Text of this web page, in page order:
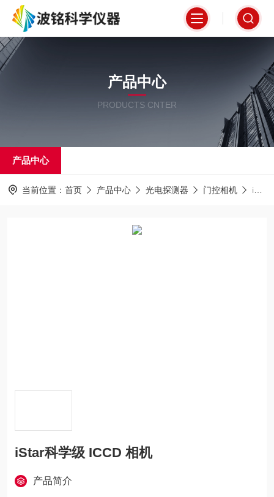
产品中心
PRODUCTS CNTER
产品中心
当前位置： 首页 产品中心 光电探测器 门控相机 iStar科学级 ICCD 相机
iStar科学级 ICCD 相机
产品简介